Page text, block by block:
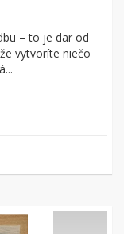
– to je dar od
vytvoríte niečo